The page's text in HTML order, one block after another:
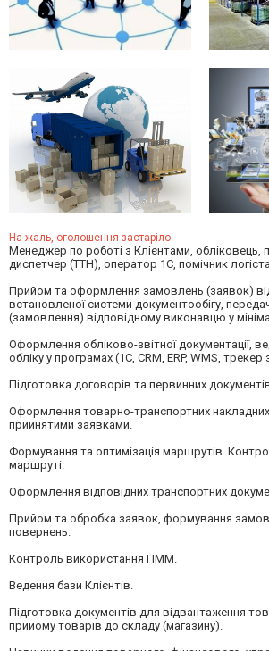
На жаль, оголошення застаріло
Менеджер по роботі з Клієнтами, обліковець,
диспетчер (ТТН), оператор 1С, помічник
Прийом та оформлення замовлень (заявок)
встановленої системи документообігу,
(замовлення) відповідному виконавцю у
Оформлення обліково-звітної документації,
обліку у програмах (1С, CRM, ERP, WMS, трекер
Підготовка договорів та первинних
Оформлення товарно-транспортних накладних
прийнятими заявками.
Формування та оптимізація маршрутів.
маршруті.
Оформлення відповідних транспортних
Прийом та обробка заявок, формування
повернень.
Контроль використання ПММ.
Ведення бази Клієнтів.
Підготовка документів для відвантаження
прийому товарів до складу (магазину).